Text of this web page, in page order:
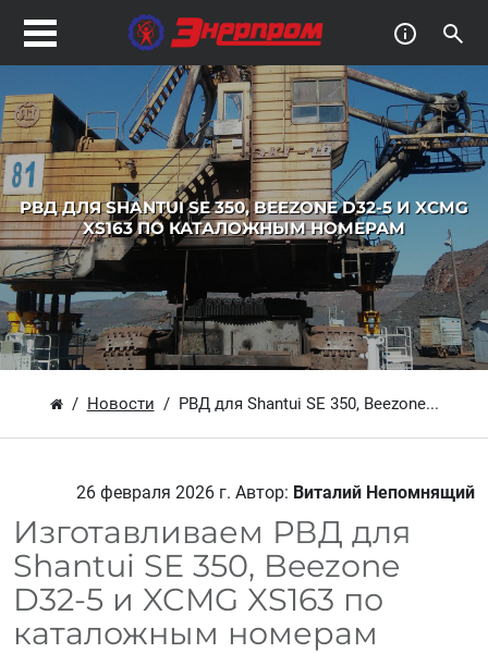
РВД ДЛЯ SHANTUI SE 350, BEEZONE D32-5 И XCMG
XS163 ПО КАТАЛОЖНЫМ НОМЕРАМ
Новости РВД для Shantui SE 350, Beezone...
26 февраля 2026 г. Автор: Виталий Непомнящий
Изготавливаем РВД для
Shantui SE 350, Beezone
D32-5 и XCMG XS163 по
каталожным номерам